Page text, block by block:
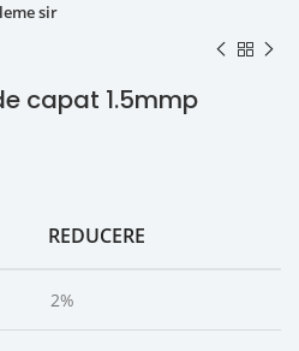
sir
capat 1.5mmp
REDUCERE
2%